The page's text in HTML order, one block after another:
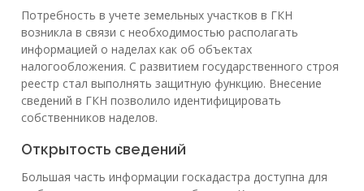
Потребность в учете земельных участков в ГКН
возникла в связи с необходимостью располагать
информацией о наделах как об объектах
налогообложения. С развитием государственного строя
реестр стал выполнять защитную функцию. Внесение
сведений в ГКН позволило идентифицировать
собственников наделов.
Открытость сведений
Большая часть информации госкадастра доступна для